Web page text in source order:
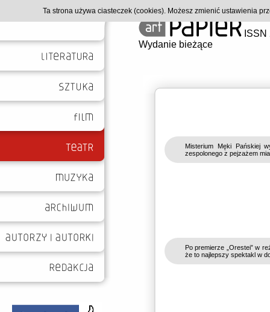
Wydanie bieżące
Misterium Męki Pańskiej
zespolonego z pejzażem
Po premierze „Orestei” w
że to najlepszy spektakl w
Ta strona używa ciasteczek (cookies). Możesz zmienić ustawienia